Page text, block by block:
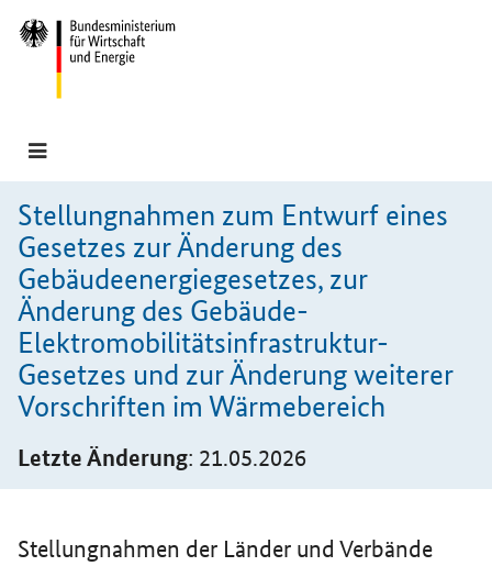
Navigation
Hauptmenü
Stellungnahmen zum Entwurf eines
Gesetzes zur Änderung des
Gebäudeenergiegesetzes, zur
Änderung des Gebäude-
Elektromobilitätsinfrastruktur-
Gesetzes und zur Änderung weiterer
Vorschriften im Wärmebereich
Letzte Änderung: 21.05.2026
Einleitung
Stellungnahmen der Länder und Verbände